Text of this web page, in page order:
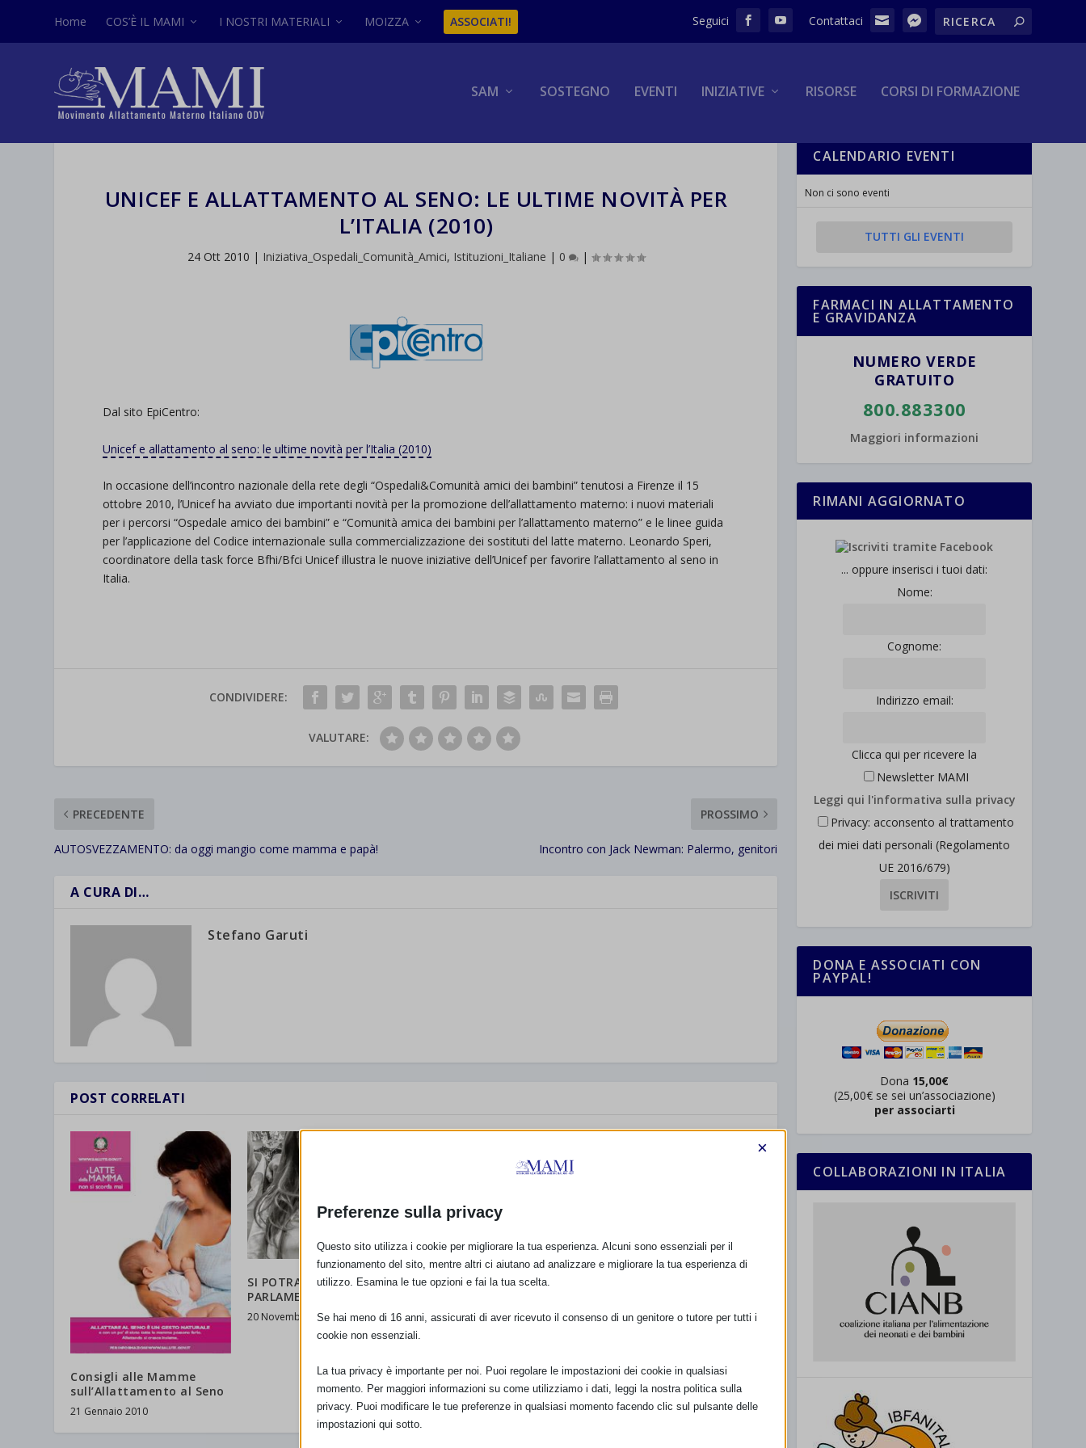
Home COS’È IL MAMI I NOSTRI MATERIALI MOIZZA ASSOCIATI!
SAM SOSTEGNO EVENTI INIZIATIVE RISORSE CORSI DI FORMAZIONE
UNICEF E ALLATTAMENTO AL SENO: LE ULTIME NOVITÀ PER
L’ITALIA (2010)
24 Ott 2010 | Iniziativa_Ospedali_Comunità_Amici, Istituzioni_Italiane | 0 |
Dal sito EpiCentro:
Unicef e allattamento al seno: le ultime novità per l’Italia (2010)
In occasione dell’incontro nazionale della rete degli “Ospedali&Comunità amici dei bambini” tenutosi a Firenze il 15
ottobre 2010, l’Unicef ha avviato due importanti novità per la promozione dell’allattamento materno: i nuovi materiali
per i percorsi “Ospedale amico dei bambini” e “Comunità amica dei bambini per l’allattamento materno” e le linee guida
per l’applicazione del Codice internazionale sulla commercializzazione dei sostituti del latte materno. Leonardo Speri,
coordinatore della task force Bfhi/Bfci Unicef illustra le nuove iniziative dell’Unicef per favorire l’allattamento al seno in
Italia.
CONDIVIDERE:
VALUTARE:
PRECEDENTE
AUTOSVEZZAMENTO: da oggi mangio come mamma e papà!
PROSSIMO
Incontro con Jack Newman: Palermo, genitori
A CURA DI…
Stefano Garuti
POST CORRELATI
Consigli alle Mamme
sull’Allattamento al Seno
21 Gennaio 2010
SI POTRA’ ALLATTARE IN
PARLAMENTO!
20 Novembre 2022
nell’ambito dell’EXPO 2015
di Milano
2 Aprile 2014
fattori associati in due
indagini condotte dall’Iss
CALENDARIO EVENTI
Non ci sono eventi
TUTTI GLI EVENTI
FARMACI IN ALLATTAMENTO
E GRAVIDANZA
NUMERO VERDE
GRATUITO
800.883300
Maggiori informazioni
RIMANI AGGIORNATO
... oppure inserisci i tuoi dati:
Nome:
Cognome:
Indirizzo email:
Clicca qui per ricevere la
Newsletter MAMI
Leggi qui l'informativa sulla privacy
Privacy: acconsento al trattamento
dei miei dati personali (Regolamento
UE 2016/679)
DONA E ASSOCIATI CON
PAYPAL!
Dona 15,00€
(25,00€ se sei un’associazione)
per associarti
COLLABORAZIONI IN ITALIA
Preferenze sulla privacy
×
Questo sito utilizza i cookie per migliorare la tua esperienza. Alcuni sono essenziali per il
funzionamento del sito, mentre altri ci aiutano ad analizzare e migliorare la tua esperienza di
utilizzo. Esamina le tue opzioni e fai la tua scelta.
Se hai meno di 16 anni, assicurati di aver ricevuto il consenso di un genitore o tutore per tutti i
cookie non essenziali.
La tua privacy è importante per noi. Puoi regolare le impostazioni dei cookie in qualsiasi
momento. Per maggiori informazioni su come utilizziamo i dati, leggi la nostra politica sulla
privacy. Puoi modificare le tue preferenze in qualsiasi momento facendo clic sul pulsante delle
impostazioni qui sotto.